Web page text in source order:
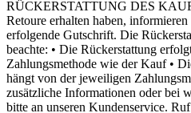
RÜCKERSTATTUNG DES
Retoure erhalten haben,
erfolgende Gutschrift. Die
beachte: • Die Rückerstattung
Zahlungsmethode wie der Kauf •
hängt von der jeweiligen
zusätzliche Informationen oder bei
bitte an unseren Kundenservice.